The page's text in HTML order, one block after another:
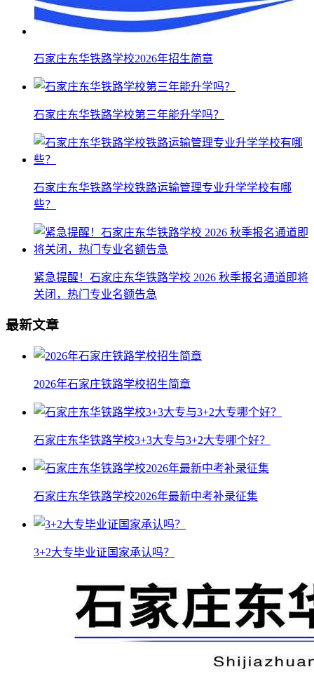
石家庄东华铁路学校2026年招生简章
石家庄东华铁路学校第三年能升学吗？
石家庄东华铁路学校铁路运输管理专业升学学校有哪
些？
紧急提醒！石家庄东华铁路学校 2026 秋季报名通道即将
关闭，热门专业名额告急
最新文章
2026年石家庄铁路学校招生简章
石家庄东华铁路学校3+3大专与3+2大专哪个好？
石家庄东华铁路学校2026年最新中考补录征集
3+2大专毕业证国家承认吗？